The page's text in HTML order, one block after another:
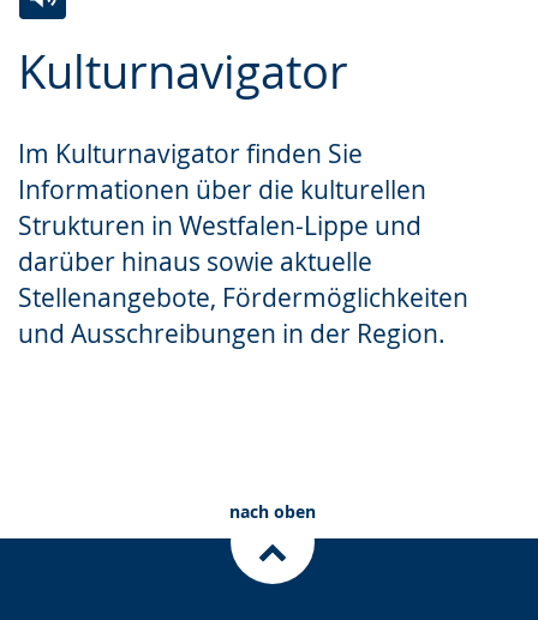
Kulturnavigator
Im Kulturnavigator finden Sie
Informationen über die kulturellen
Strukturen in Westfalen-Lippe und
darüber hinaus sowie aktuelle
Stellenangebote, Fördermöglichkeiten
und Ausschreibungen in der Region.
Leichten
wechseln.
Audio-
Video
Deutscher
Gebärdensprache
wird
angezeigt.
nach oben